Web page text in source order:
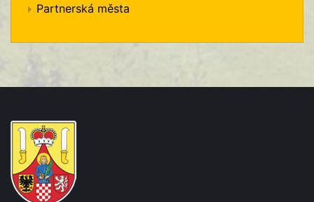
Partnerská města